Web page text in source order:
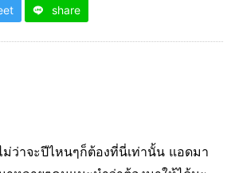
share
ม่ว่าจะปีไหนๆก็ต้องที่นี่เท่านั้น แอดมา